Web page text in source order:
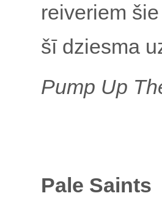
reiveriem
šī dziesma
Pump Up
Pale Saints